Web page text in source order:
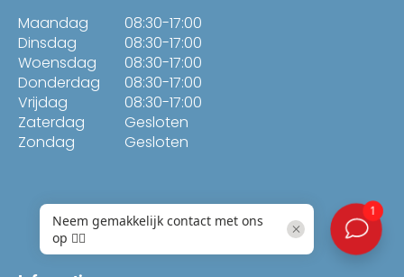
Maandag
Dinsdag
Woensdag
Donderdag
Vrijdag
Zaterdag
Zondag
08:30-17:00
08:30-17:00
08:30-17:00
08:30-17:00
08:30-17:00
Gesloten
Gesloten